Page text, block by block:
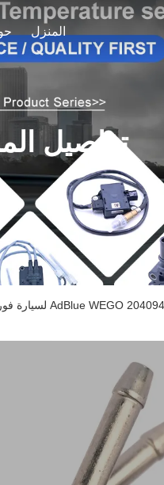
المنزل
تفاصيل